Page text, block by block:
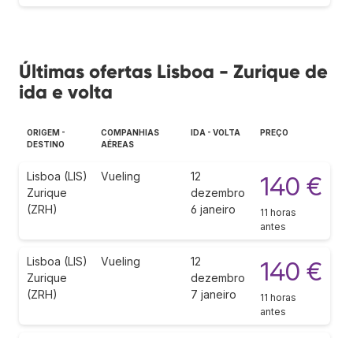
Últimas ofertas Lisboa - Zurique de
ida e volta
ORIGEM -
DESTINO
COMPANHIAS
AÉREAS
IDA - VOLTA PREÇO
Lisboa (LIS)
Zurique
(ZRH)
Vueling
12
dezembro
6 janeiro
140 €
11 horas
antes
Lisboa (LIS)
Zurique
(ZRH)
Vueling
12
dezembro
7 janeiro
140 €
11 horas
antes